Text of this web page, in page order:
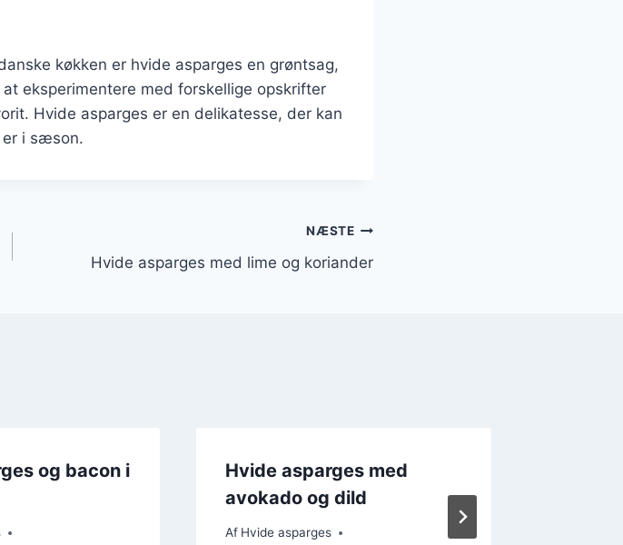
køkken er hvide asparges en grøntsag,
eksperimentere med forskellige opskrifter
Hvide asparges er en delikatesse, der kan
i sæson.
NÆSTE
Hvide asparges med lime og koriander
og bacon i
Hvide asparges med
avokado og dild
Af Hvide asparges